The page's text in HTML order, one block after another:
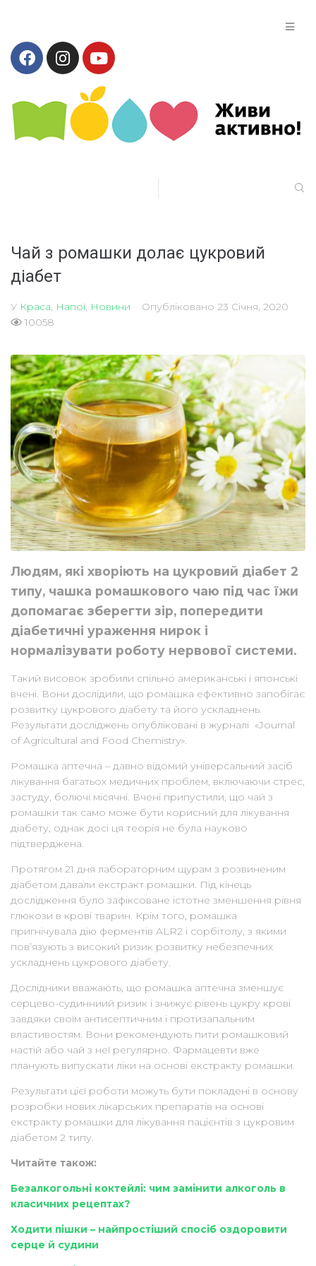
Чай з ромашки долає цукровий
діабет
У Краса Напої Новини Опубліковано 23 Січня, 2020
10058
Людям, які хворіють на цукровий діабет 2
типу, чашка ромашкового чаю під час їжи
допомагає зберегти зір, попередити
діабетичні ураження нирок і
нормалізувати роботу нервової системи.
Такий висовок зробили спільно американські і японські
вчені. Вони дослідили, що ромашка ефективно запобігає
розвитку цукрового діабету та його ускладнень.
Результати досліджень опубліковані в журналі «Journal
of Agricultural and Food Chemistry».
Ромашка аптечна – давно відомий універсальний засіб
лікування багатьох медичних проблем, включаючи стрес,
застуду, болючі місячні. Вчені припустили, що чай з
ромашки так само може бути корисний для лікування
діабету, однак досі ця теорія не була науково
підтверджена.
Протягом 21 дня лабораторним щурам з розвиненим
діабетом давали екстракт ромашки. Під кінець
дослідження було зафіксоване істотне зменшення рівня
глюкози в крові тварин. Крім того, ромашка
пригнічувала дію ферментів ALR2 і сорбітолу, з якими
пов’язують з високий ризик розвитку небезпечних
ускладнень цукрового діабету.
Дослідники вважають, що ромашка аптечна зменшує
серцево-судинниий ризик і знижує рівень цукру крові
завдяки своїм антисептичним і протизапальним
властивостям. Вони рекомендують пити ромашковий
настій або чай з неї регулярно. Фармацевти вже
планують випускати ліки на основі екстракту ромашки.
Результати цієї роботи можуть бути покладені в основу
розробки нових лікарських препаратів на основі
екстракту ромашки для лікування пацієнтів з цукровим
діабетом 2 типу.
Читайте також:
Безалкогольні коктейлі: чим замінити алкоголь в
класичних рецептах?
Ходити пішки – найпростіший спосіб оздоровити
серце й судини